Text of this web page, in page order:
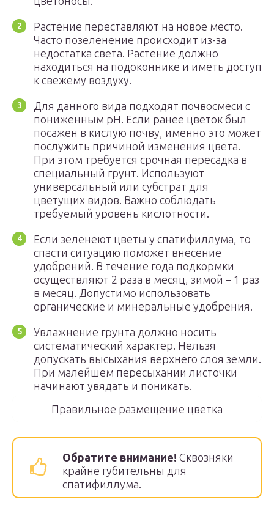
Растение переставляют на новое место.
Часто позеленение происходит из-за
недостатка света. Растение должно
находиться на подоконнике и иметь доступ
к свежему воздуху.
Для данного вида подходят почвосмеси с
пониженным рН. Если ранее цветок был
посажен в кислую почву, именно это может
послужить причиной изменения цвета.
При этом требуется срочная пересадка в
специальный грунт. Используют
универсальный или субстрат для
цветущих видов. Важно соблюдать
требуемый уровень кислотности.
Если зеленеют цветы у спатифиллума, то
спасти ситуацию поможет внесение
удобрений. В течение года подкормки
осуществляют 2 раза в месяц, зимой – 1 раз
в месяц. Допустимо использовать
органические и минеральные удобрения.
Увлажнение грунта должно носить
систематический характер. Нельзя
допускать высыхания верхнего слоя земли.
При малейшем пересыхании листочки
начинают увядать и поникать.
Правильное размещение цветка
Обратите внимание! Сквозняки
крайне губительны для
спатифиллума.